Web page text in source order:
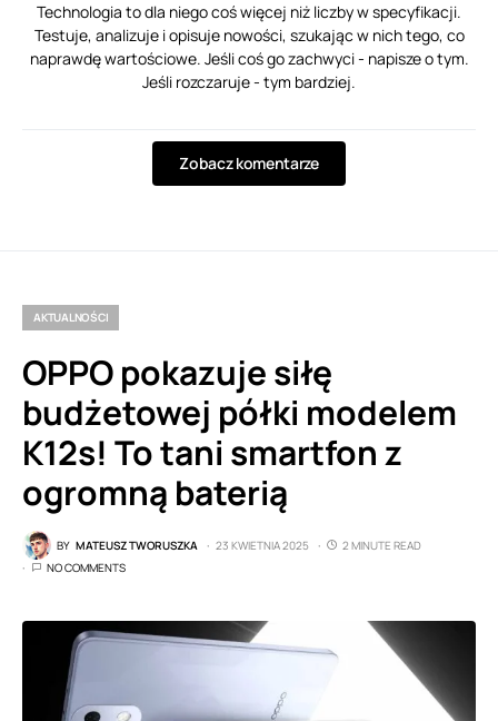
Technologia to dla niego coś więcej niż liczby w specyfikacji.
Testuje, analizuje i opisuje nowości, szukając w nich tego, co
naprawdę wartościowe. Jeśli coś go zachwyci - napisze o tym.
Jeśli rozczaruje - tym bardziej.
Zobacz komentarze
AKTUALNOŚCI
OPPO pokazuje siłę
budżetowej półki modelem
K12s! To tani smartfon z
ogromną baterią
BY MATEUSZ TWORUSZKA 23 KWIETNIA 2025
2 MINUTE READ
NO COMMENTS